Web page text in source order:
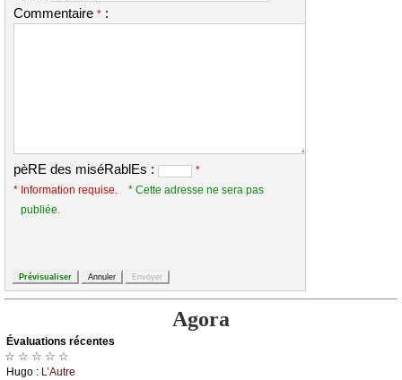
Commentaire * :
pèRE des miséRablEs :
*
* Information requise.
* Cette adresse ne sera pas
publiée.
Agora
Évаluations récеntes
☆ ☆ ☆ ☆ ☆
Hugо : L’Αutrе